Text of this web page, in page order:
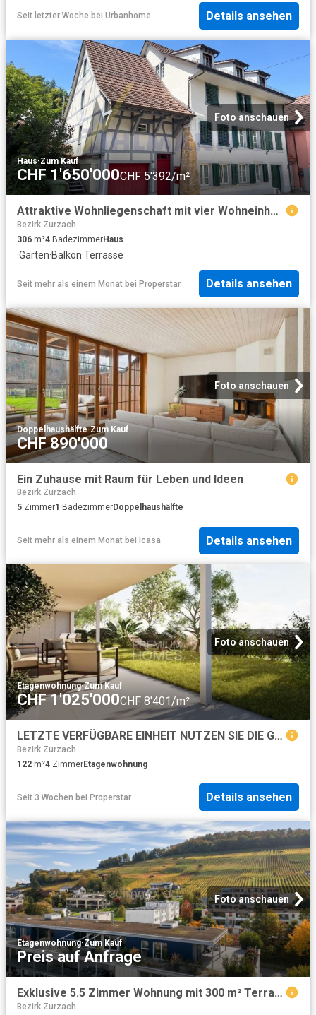
Seit letzter Woche bei Urbanhome Details ansehen
Foto anschauen
Haus·Zum Kauf
CHF 1'650'000CHF 5'392/m²
Attraktive Wohnliegenschaft mit vier Wohneinheiten an zentraler Lage
Bezirk Zurzach
306 m²4 BadezimmerHaus
·Garten·Balkon·Terrasse
Seit mehr als einem Monat bei Properstar Details ansehen
Foto anschauen
Doppelhaushälfte·Zum Kauf
CHF 890'000
Ein Zuhause mit Raum für Leben und Ideen
Bezirk Zurzach
5 Zimmer1 BadezimmerDoppelhaushälfte
Seit mehr als einem Monat bei Icasa Details ansehen
Foto anschauen
Etagenwohnung·Zum Kauf
CHF 1'025'000CHF 8'401/m²
LETZTE VERFÜGBARE EINHEIT NUTZEN SIE DIE GELEGENHEIT
Bezirk Zurzach
122 m²4 ZimmerEtagenwohnung
Seit 3 Wochen bei Properstar Details ansehen
Foto anschauen
Etagenwohnung·Zum Kauf
Preis auf Anfrage
Exklusive 5.5 Zimmer Wohnung mit 300 m² Terrasse in Döttingen Raum, Komfort und Stil auf höchstem Niveau
Bezirk Zurzach